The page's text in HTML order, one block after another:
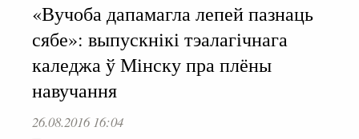
«Вучоба дапамагла лепей пазнаць
сябе»: выпускнікі тэалагічнага
каледжа ў Мінску пра плёны
навучання
26.08.2016 16:04